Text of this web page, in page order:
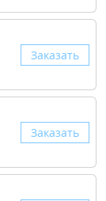
Заказать
Заказать